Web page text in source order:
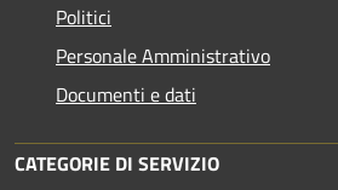
Politici
Personale Amministrativo
Documenti e dati
CATEGORIE DI SERVIZIO